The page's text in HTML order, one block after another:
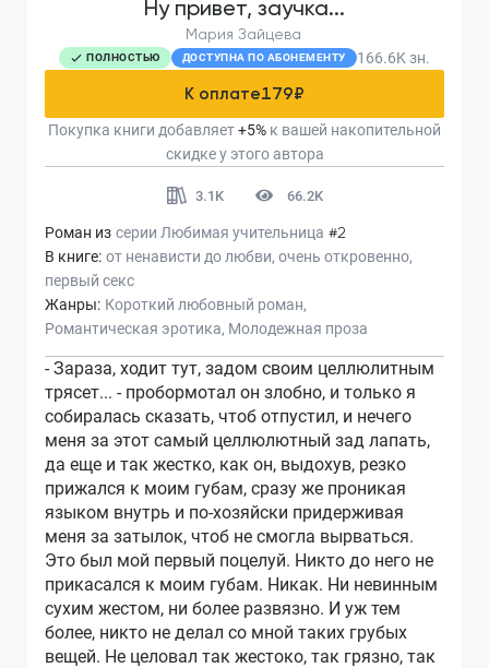
Ну привет, заучка...
Мария Зайцева
ПОЛНОСТЬЮ ДОСТУПНА ПО АБОНЕМЕНТУ 166.6K зн.
К оплате179₽
Покупка книги добавляет+5% к вашей накопительной
скидке у этого автора
3.1K 66.2K
Роман из серии Любимая учительница #2
В книге: от ненависти до любви очень откровенно
первый секс
Жанры: Короткий любовный роман
Романтическая эротика Молодежная проза
- Зараза, ходит тут, задом своим целлюлитным
трясет... - пробормотал он злобно, и только я
собиралась сказать, чтоб отпустил, и нечего
меня за этот самый целлюлютный зад лапать,
да еще и так жестко, как он, выдохув, резко
прижался к моим губам, сразу же проникая
языком внутрь и по-хозяйски придерживая
меня за затылок, чтоб не смогла вырваться.
Это был мой первый поцелуй. Никто до него не
прикасался к моим губам. Никак. Ни невинным
сухим жестом, ни более развязно. И уж тем
более, никто не делал со мной таких грубых
вещей. Не целовал так жестоко, так грязно, так